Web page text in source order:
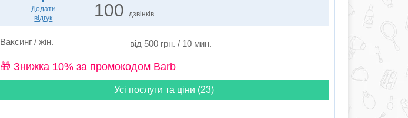
Додати
відгук
100 дзвінків
Ваксинг / жін. від 500 грн. / 10 мин.
🎁 Знижка 10% за промокодом Barb
Усі послуги та ціни (23)